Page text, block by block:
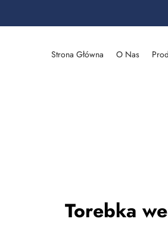
Strona Główna O Nas
Torebka